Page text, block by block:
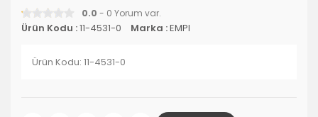
0.0 - 0 Yorum var.
Ürün Kodu :11-4531-0 Marka :EMPI
Ürün Kodu: 11-4531-0